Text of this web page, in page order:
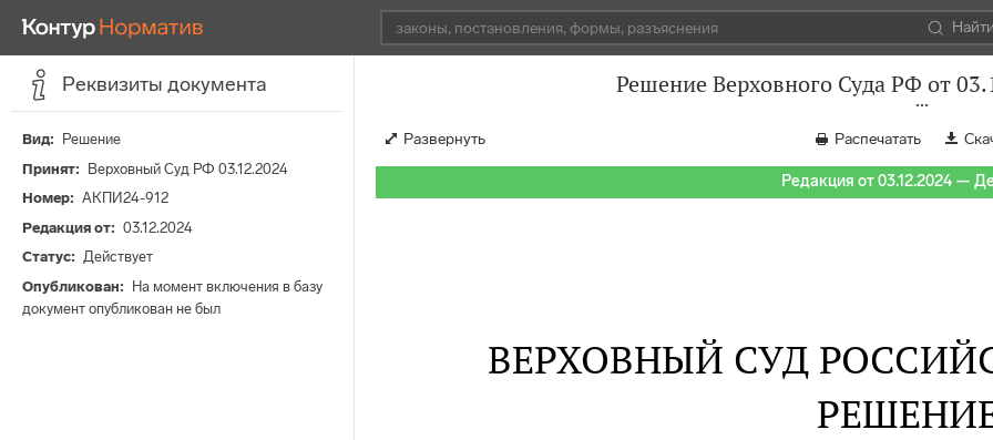
Реквизиты документа
Вид
Решение
Принят
Верховный Суд РФ 03.12.2024
Номер
АКПИ24-912
Редакция от
03.12.2024
Статус
Действует
Опубликован
На момент включения в базу
документ опубликован не был
Решение Верховного Суда РФ от
Развернуть Распечатать
Редакция от 03.12.2024 —
ВЕРХОВНЫЙ СУД